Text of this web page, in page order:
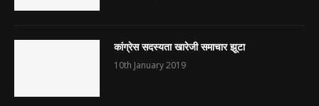
कांग्रेस सदस्यता खारेजी समाचार झूटा
10th January 2019